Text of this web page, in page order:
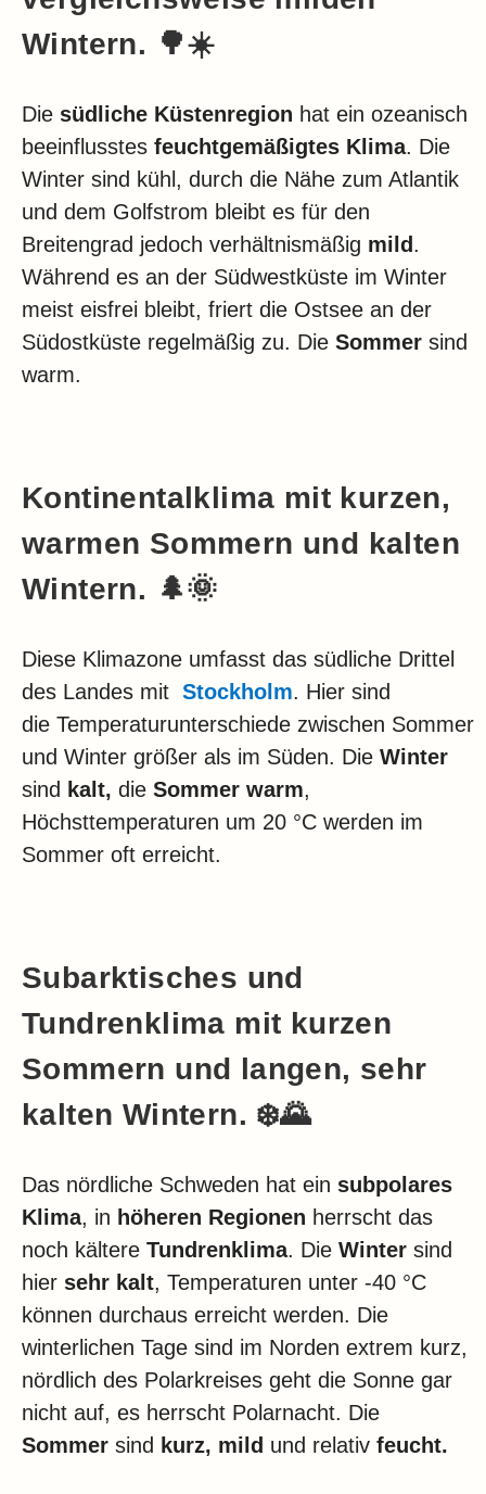
Wintern. 🌳☀️
Die südliche Küstenregion hat ein ozeanisch
beeinflusstes feuchtgemäßigtes Klima. Die
Winter sind kühl, durch die Nähe zum Atlantik
und dem Golfstrom bleibt es für den
Breitengrad jedoch verhältnismäßig mild .
Während es an der Südwestküste im Winter
meist eisfrei bleibt, friert die Ostsee an der
Südostküste regelmäßig zu. Die Sommer sind
warm.
Kontinentalklima mit kurzen,
warmen Sommern und kalten
Wintern. 🌲🌞
Diese Klimazone umfasst das südliche Drittel
des Landes mit Stockholm. Hier sind
die Temperaturunterschiede zwischen Sommer
und Winter größer als im Süden. Die Winter
sind kalt, die Sommer warm,
Höchsttemperaturen um 20 °C werden im
Sommer oft erreicht.
Subarktisches und
Tundrenklima mit kurzen
Sommern und langen, sehr
kalten Wintern. ❄️🌄
Das nördliche Schweden hat ein subpolares
Klima, in höheren Regionen herrscht das
noch kältere Tundrenklima. Die Winter sind
hier sehr kalt, Temperaturen unter -40 °C
können durchaus erreicht werden. Die
winterlichen Tage sind im Norden extrem kurz,
nördlich des Polarkreises geht die Sonne gar
nicht auf, es herrscht Polarnacht. Die
Sommer sind kurz, mild und relativ feucht.